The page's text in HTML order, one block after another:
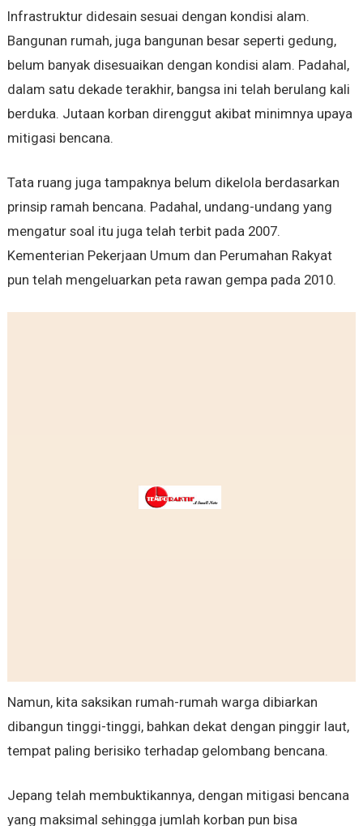
Infrastruktur didesain sesuai dengan kondisi alam.
Bangunan rumah, juga bangunan besar seperti gedung,
belum banyak disesuaikan dengan kondisi alam. Padahal,
dalam satu dekade terakhir, bangsa ini telah berulang kali
berduka. Jutaan korban direnggut akibat minimnya upaya
mitigasi bencana.
Tata ruang juga tampaknya belum dikelola berdasarkan
prinsip ramah bencana. Padahal, undang-undang yang
mengatur soal itu juga telah terbit pada 2007.
Kementerian Pekerjaan Umum dan Perumahan Rakyat
pun telah mengeluarkan peta rawan gempa pada 2010.
Namun, kita saksikan rumah-rumah warga dibiarkan
dibangun tinggi-tinggi, bahkan dekat dengan pinggir laut,
tempat paling berisiko terhadap gelombang bencana.
Jepang telah membuktikannya, dengan mitigasi bencana
yang maksimal sehingga jumlah korban pun bisa